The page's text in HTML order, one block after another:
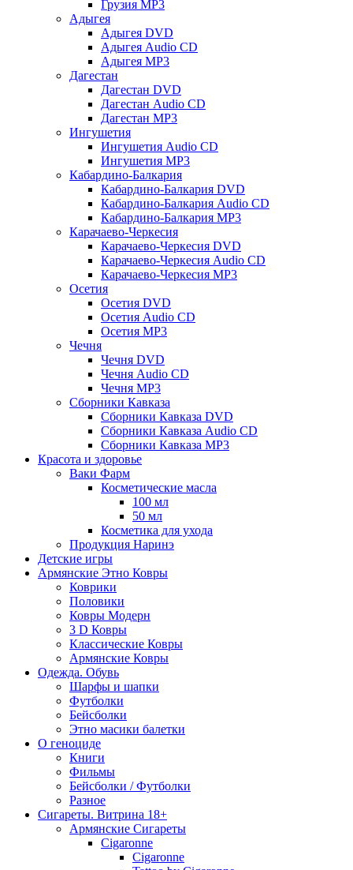
Грузия MP3
Адыгея
Адыгея DVD
Адыгея Audio CD
Адыгея MP3
Дагестан
Дагестан DVD
Дагестан Audio CD
Дагестан MP3
Ингушетия
Ингушетия Audio CD
Ингушетия MP3
Кабардино-Балкария
Кабардино-Балкария DVD
Кабардино-Балкария Audio CD
Кабардино-Балкария MP3
Карачаево-Черкесия
Карачаево-Черкесия DVD
Карачаево-Черкесия Audio CD
Карачаево-Черкесия MP3
Осетия
Осетия DVD
Осетия Audio CD
Осетия MP3
Чечня
Чечня DVD
Чечня Audio CD
Чечня MP3
Сборники Кавказа
Сборники Кавказа DVD
Сборники Кавказа Audio CD
Сборники Кавказа MP3
Красота и здоровье
Ваки Фарм
Косметические масла
100 мл
50 мл
Косметика для ухода
Продукция Наринэ
Детские игры
Армянские Этно Ковры
Коврики
Половики
Ковры Модерн
3 D Ковры
Классические Ковры
Армянские Ковры
Одежда. Обувь
Шарфы и шапки
Футболки
Бейсболки
Этно масики балетки
О геноциде
Книги
Фильмы
Бейсболки / Футболки
Разное
Сигареты. Витрина 18+
Армянские Сигареты
Cigaronne
Cigaronne